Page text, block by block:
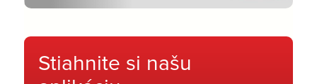
Stiahnite si našu